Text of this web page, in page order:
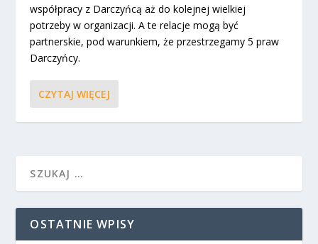
współpracy z Darczyńcą aż do kolejnej wielkiej
potrzeby w organizacji. A te relacje mogą być
partnerskie, pod warunkiem, że przestrzegamy 5 praw
Darczyńcy.
CZYTAJ WIĘCEJ
OSTATNIE WPISY